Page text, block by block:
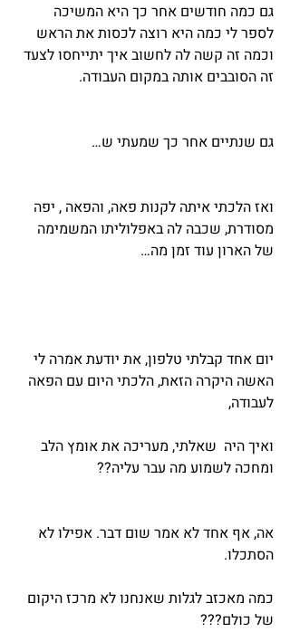
גם כמה חודשים אחר כך היא המשיכה
לספר לי כמה היא רוצה לכסות את הראש
וכמה זה קשה לה לחשוב איך יתייחסו לצעד
זה הסובבים אותה במקום העבודה.
גם שנתיים אחר כך שמעתי ש…
ואז הלכתי איתה לקנות פאה, והפאה , יפה
מסודרת, שכבה לה באפלוליתו המשמימה
של הארון עוד זמן מה…
יום אחד קבלתי טלפון, את יודעת אמרה לי
האשה היקרה הזאת, הלכתי היום עם הפאה
לעבודה,
ואיך היה  שאלתי, מעריכה את אומץ הלב
ומחכה לשמוע מה עבר עליה??
אה, אף אחד לא אמר שום דבר. אפילו לא
הסתכלו.
כמה מאכזב לגלות שאנחנו לא מרכז היקום
של כולם???